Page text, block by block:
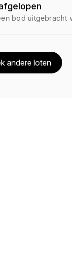
bod uitgebracht
andere loten